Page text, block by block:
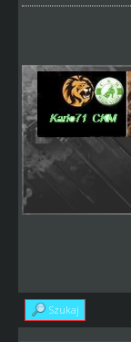
Szukaj